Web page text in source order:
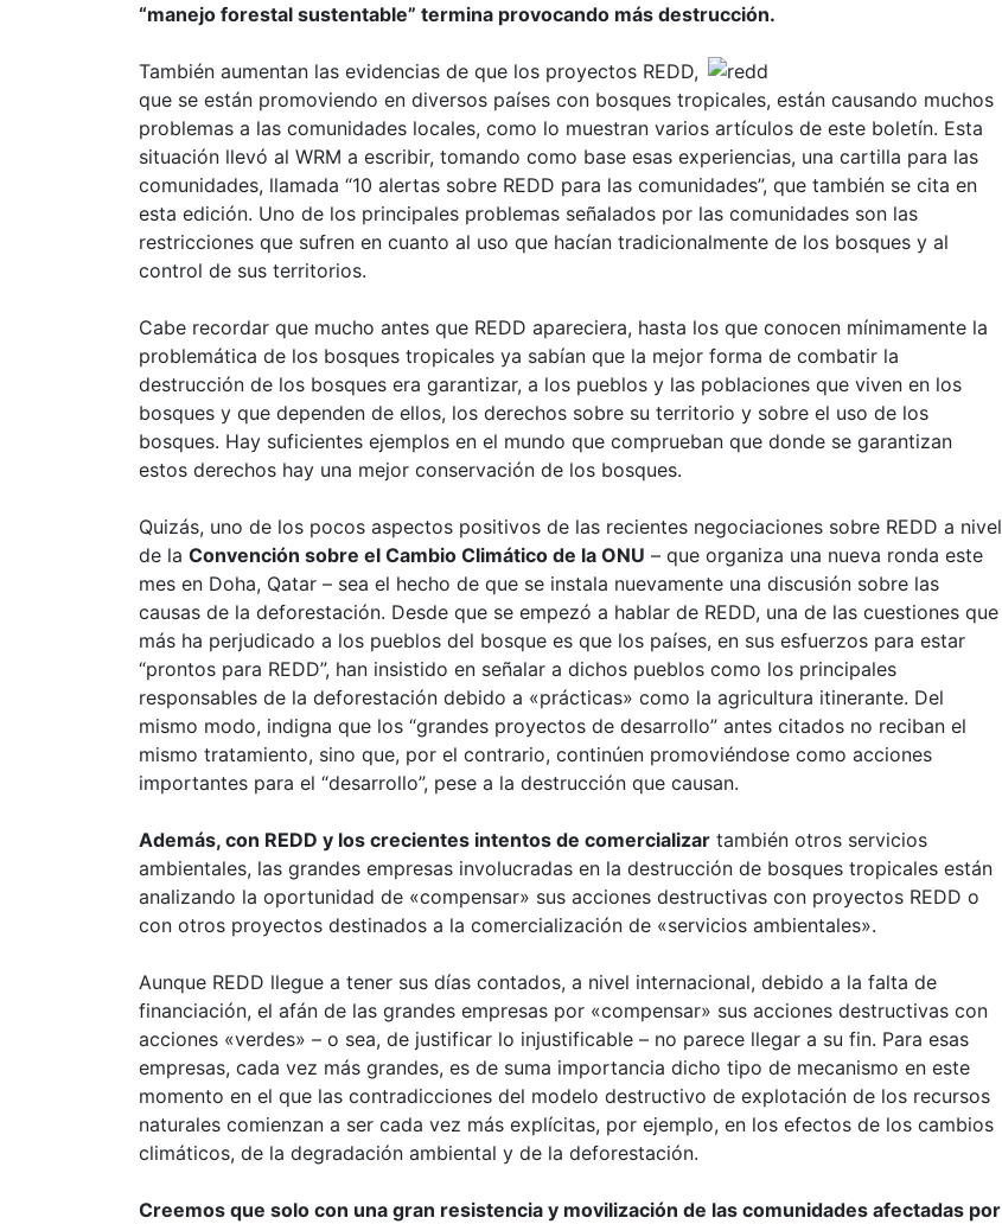
“manejo forestal sustentable” termina provocando más destrucción.
También aumentan las evidencias de que los proyectos REDD,
que se están promoviendo en diversos países con bosques tropicales, están causando muchos
problemas a las comunidades locales, como lo muestran varios artículos de este boletín. Esta
situación llevó al WRM a escribir, tomando como base esas experiencias, una cartilla para las
comunidades, llamada “10 alertas sobre REDD para las comunidades”, que también se cita en
esta edición. Uno de los principales problemas señalados por las comunidades son las
restricciones que sufren en cuanto al uso que hacían tradicionalmente de los bosques y al
control de sus territorios.
Cabe recordar que mucho antes que REDD apareciera, hasta los que conocen mínimamente la
problemática de los bosques tropicales ya sabían que la mejor forma de combatir la
destrucción de los bosques era garantizar, a los pueblos y las poblaciones que viven en los
bosques y que dependen de ellos, los derechos sobre su territorio y sobre el uso de los
bosques. Hay suficientes ejemplos en el mundo que comprueban que donde se garantizan
estos derechos hay una mejor conservación de los bosques.
Quizás, uno de los pocos aspectos positivos de las recientes negociaciones sobre REDD a nivel
de la Convención sobre el Cambio Climático de la ONU – que organiza una nueva ronda este
mes en Doha, Qatar – sea el hecho de que se instala nuevamente una discusión sobre las
causas de la deforestación. Desde que se empezó a hablar de REDD, una de las cuestiones que
más ha perjudicado a los pueblos del bosque es que los países, en sus esfuerzos para estar
“prontos para REDD”, han insistido en señalar a dichos pueblos como los principales
responsables de la deforestación debido a «prácticas» como la agricultura itinerante. Del
mismo modo, indigna que los “grandes proyectos de desarrollo” antes citados no reciban el
mismo tratamiento, sino que, por el contrario, continúen promoviéndose como acciones
importantes para el “desarrollo”, pese a la destrucción que causan.
Además, con REDD y los crecientes intentos de comercializar también otros servicios
ambientales, las grandes empresas involucradas en la destrucción de bosques tropicales están
analizando la oportunidad de «compensar» sus acciones destructivas con proyectos REDD o
con otros proyectos destinados a la comercialización de «servicios ambientales».
Aunque REDD llegue a tener sus días contados, a nivel internacional, debido a la falta de
financiación, el afán de las grandes empresas por «compensar» sus acciones destructivas con
acciones «verdes» – o sea, de justificar lo injustificable – no parece llegar a su fin. Para esas
empresas, cada vez más grandes, es de suma importancia dicho tipo de mecanismo en este
momento en el que las contradicciones del modelo destructivo de explotación de los recursos
naturales comienzan a ser cada vez más explícitas, por ejemplo, en los efectos de los cambios
climáticos, de la degradación ambiental y de la deforestación.
Creemos que solo con una gran resistencia y movilización de las comunidades afectadas por